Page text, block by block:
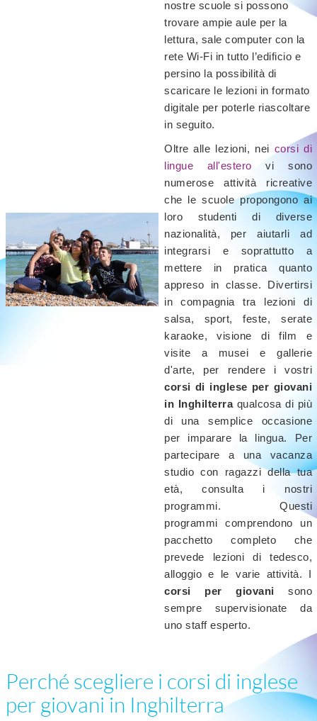
nostre scuole si possono
trovare ampie aule per la
lettura, sale computer con la
rete Wi-Fi in tutto l’edificio e
persino la possibilità di
scaricare le lezioni in formato
digitale per poterle riascoltare
in seguito.
Oltre alle lezioni, nei corsi di
lingue all'estero vi sono
numerose attività ricreative
che le scuole propongono ai
loro studenti di diverse
nazionalità, per aiutarli ad
integrarsi e soprattutto a
mettere in pratica quanto
appreso in classe. Divertirsi
in compagnia tra lezioni di
salsa, sport, feste, serate
karaoke, visione di film e
visite a musei e gallerie
d'arte, per rendere i vostri
corsi di inglese per giovani
in Inghilterraqualcosa di più
di una semplice occasione
per imparare la lingua. Per
partecipare a una vacanza
studio con ragazzi della tua
età, consulta i nostri
programmi. Questi
programmi comprendono un
pacchetto completo che
prevede lezioni di tedesco,
alloggio e le varie attività. I
corsi per giovani sono
sempre supervisionate da
uno staff esperto.
Perché scegliere i corsi di inglese
per giovani in Inghilterra